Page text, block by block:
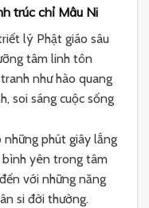
trúc chỉ Mâu Ni
lý Phật giáo sâu
tâm linh tôn
như hào quang
soi sáng cuộc sống
những phút giây lắng
bình yên trong tâm
với những năng
si đời thường.